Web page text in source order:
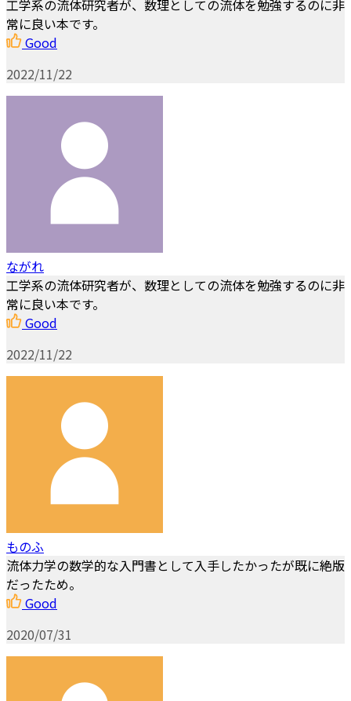
工学系の流体研究者が、数理としての流体を勉強するのに非
常に良い本です。
Good
2022/11/22
ながれ
工学系の流体研究者が、数理としての流体を勉強するのに非
常に良い本です。
Good
2022/11/22
ものふ
流体力学の数学的な入門書として入手したかったが既に絶版
だったため。
Good
2020/07/31